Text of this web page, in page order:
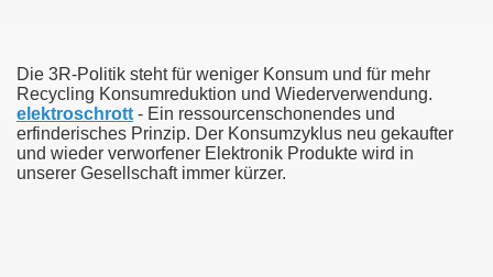
Die 3R-Politik steht für weniger Konsum und für mehr
Recycling Konsumreduktion und Wiederverwendung.
elektroschrott - Ein ressourcenschonendes und
erfinderisches Prinzip. Der Konsumzyklus neu gekaufter
und wieder verworfener Elektronik Produkte wird in
unserer Gesellschaft immer kürzer.